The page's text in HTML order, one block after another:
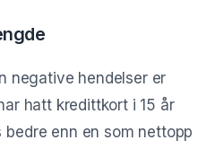
negative hendelser er
hatt kredittkort i 15 år
enn en som nettopp